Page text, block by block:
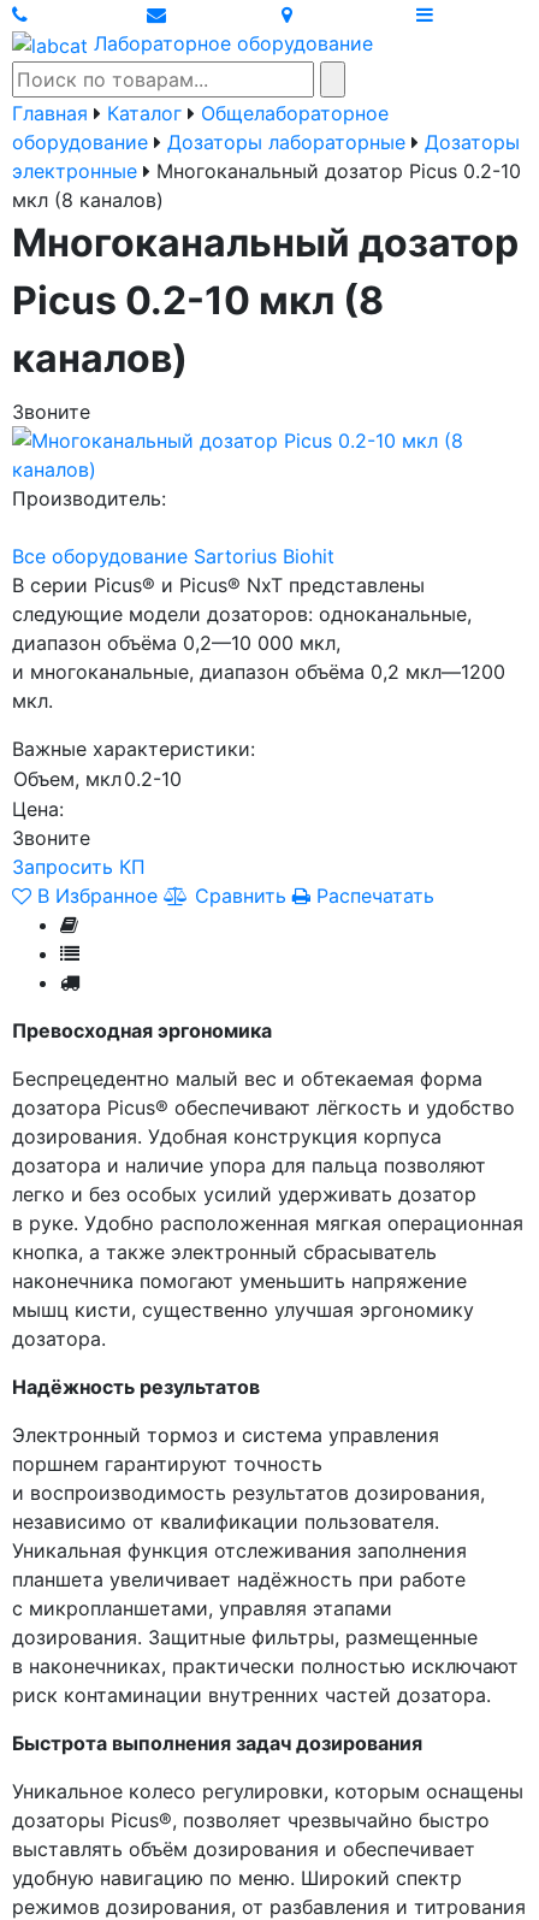
Лабораторное оборудование
Главная Каталог
Общелабораторное
оборудование
Дозаторы лабораторные
Дозаторы
электронные
Многоканальный дозатор Picus 0.2-10
мкл (8 каналов)
Многоканальный дозатор
Picus 0.2-10 мкл (8
каналов)
Звоните
Производитель:
Все оборудование Sartorius Biohit
В серии Picus® и Picus® NxT представлены
следующие модели дозаторов: одноканальные,
диапазон объёма 0,2—10 000 мкл,
и многоканальные, диапазон объёма 0,2 мкл—1200
мкл.
Важные характеристики:
Объем, мкл0.2-10
Цена:
Звоните
Запросить КП
В Избранное
Сравнить Распечатать
Превосходная эргономика
Беспрецедентно малый вес и обтекаемая форма
дозатора Picus® обеспечивают лёгкость и удобство
дозирования. Удобная конструкция корпуса
дозатора и наличие упора для пальца позволяют
легко и без особых усилий удерживать дозатор
в руке. Удобно расположенная мягкая операционная
кнопка, а также электронный сбрасыватель
наконечника помогают уменьшить напряжение
мышц кисти, существенно улучшая эргономику
дозатора.
Надёжность результатов
Электронный тормоз и система управления
поршнем гарантируют точность
и воспроизводимость результатов дозирования,
независимо от квалификации пользователя.
Уникальная функция отслеживания заполнения
планшета увеличивает надёжность при работе
с микропланшетами, управляя этапами
дозирования. Защитные фильтры, размещенные
в наконечниках, практически полностью исключают
риск контаминации внутренних частей дозатора.
Быстрота выполнения задач дозирования
Уникальное колесо регулировки, которым оснащены
дозаторы Picus®, позволяет чрезвычайно быстро
выставлять объём дозирования и обеспечивает
удобную навигацию по меню. Широкий спектр
режимов дозирования, от разбавления и титрования